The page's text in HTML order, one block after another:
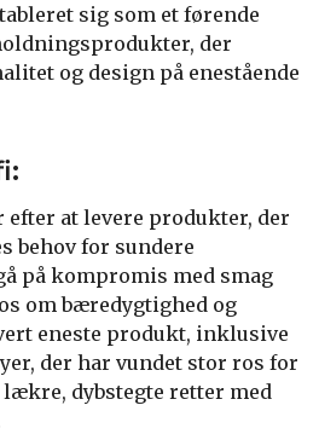
sig som et førende
der
og design på enestående
efter at levere produkter, der
behov for sundere
på kompromis med smag
om bæredygtighed og
eneste produkt, inklusive
der har vundet stor ros for
lækre, dybstegte retter med